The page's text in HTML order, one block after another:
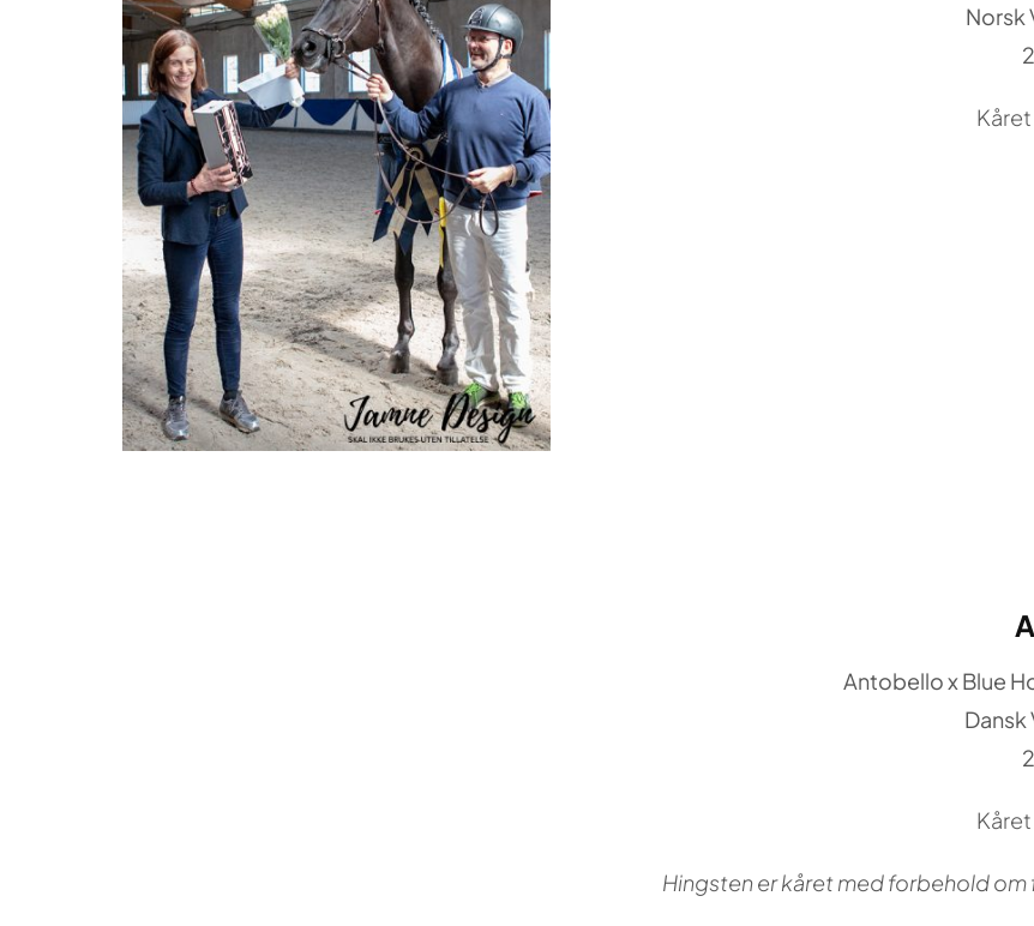
Norsk
Kåret
Antobello x Blue
Hingsten er kåret med forbehold